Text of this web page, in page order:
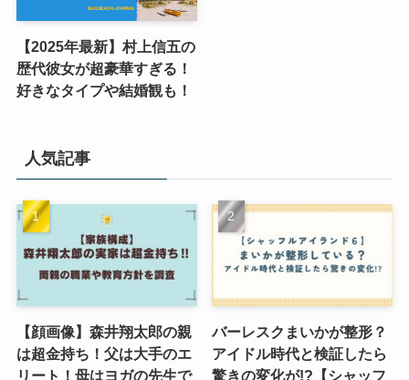
【2025年最新】村上信五の
歴代彼女が超豪華すぎる！
好きなタイプや結婚観も！
人気記事
【顔画像】森井翔太郎の親
は超金持ち！父は大手のエ
リート！母はヨガの先生で
バーレスクまいかが整形？
アイドル時代と検証したら
驚きの変化が!?【シャッフ